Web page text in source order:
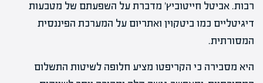
רבות. אביטל חייטוביץ' מדברת על השפעתם של מטבעות
דיגיטליים כמו ביטקוין ואתריום על המערכת הפיננסית
המסורתית.
היא מסבירה כי הקריפטו מציע חלופה לשיטות התשלום